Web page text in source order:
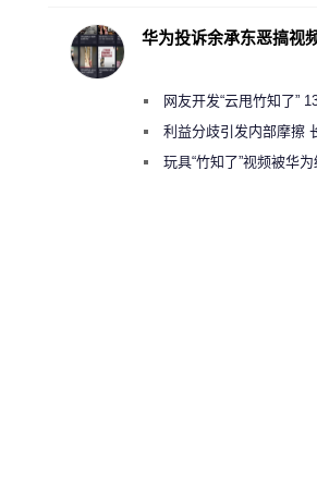
华为投诉余承东恶搞视
网友开发“云甩竹知了”
利益分歧引发内部摩擦
师驱逐出研发基地
玩具“竹知了”视频被华